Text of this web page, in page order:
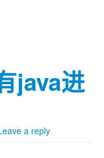
java进
a reply